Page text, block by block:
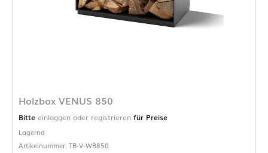
Holzbox VENUS 850
Bitte einloggen oder registrieren für Preise
Lagernd
Artikelnummer: TB-V-WB850